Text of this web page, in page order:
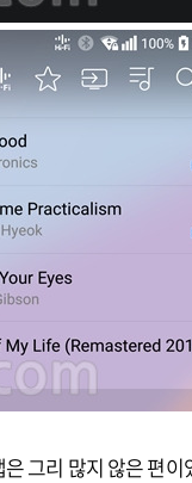
그리 많지 않은 편